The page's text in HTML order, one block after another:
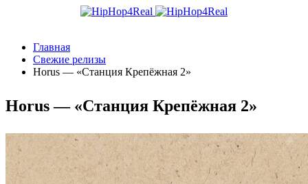
Главная
Свежие релизы
Horus — «Станция Крепёжная 2»
Horus — «Станция Крепёжная 2»